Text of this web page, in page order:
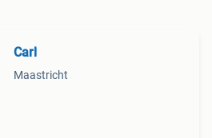
Carl
Maastricht